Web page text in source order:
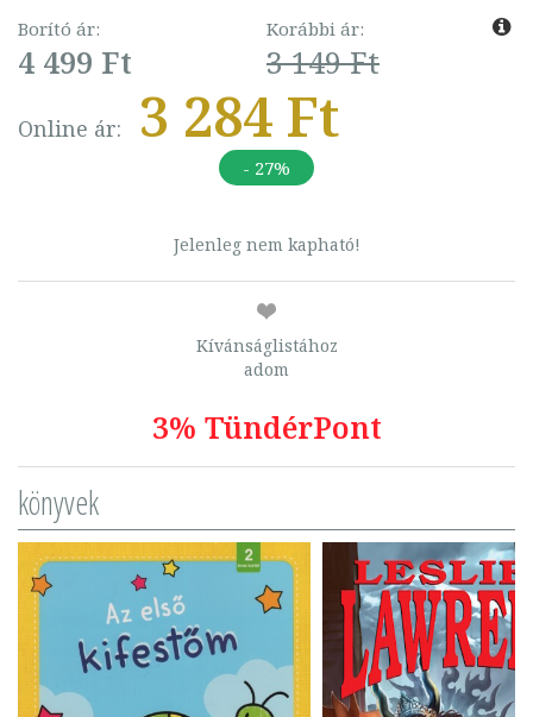
Borító ár:
4 499 Ft
Korábbi ár:
3 149 Ft
Online ár: 3 284 Ft
- 27%
Jelenleg nem kapható!
Kívánságlistához
adom
3% TündérPont
könyvek